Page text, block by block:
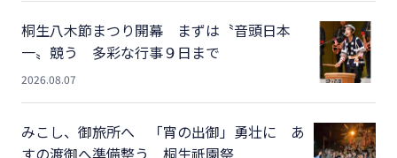
桐生八木節まつり開幕 まずは〝音頭日本
一〟競う 多彩な行事９日まで
2026.08.07
みこし、御旅所へ 「宵の出御」勇壮に あ